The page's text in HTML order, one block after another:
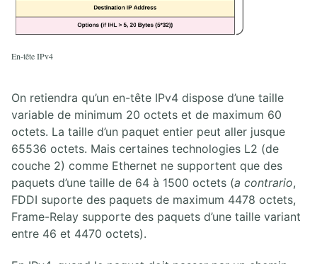
6.4. Résolution de noms
6.6. Lab passerelle Internet
6.7. Lab de routage et services IPv4/IPv6
7.1. Routage dynamique RIPv2
7.2. Lab routage RIPv2 simple
7.3. Lab RIPv2 VLSM
8. ROUTAGE OSPF
8.1. Introduction au protocole de routage dynamique OSPF
8.2. Configuration d'OSPFv2 et OSPFv3 en Cisco IOS
8.4. États de voisinage OSPF
En-tête IPv4
On retiendra qu’un en-tête IPv4 dispose d’une taille
variable de minimum 20 octets et de maximum 60
octets. La taille d’un paquet entier peut aller jusque
65536 octets. Mais certaines technologies L2 (de
couche 2) comme Ethernet ne supportent que des
paquets d’une taille de 64 à 1500 octets (a contrario,
FDDI suporte des paquets de maximum 4478 octets,
Frame-Relay supporte des paquets d’une taille variant
entre 46 et 4470 octets).